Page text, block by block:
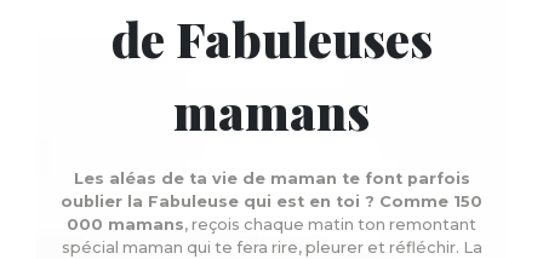
de Fabuleuses
mamans
Les aléas de ta vie de maman te font parfois
oublier la Fabuleuse qui est en toi ? Comme 150
000 mamans, reçois chaque matin ton remontant
spécial maman qui te fera rire, pleurer et réfléchir. La